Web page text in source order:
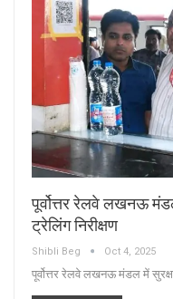
पूर्वोत्तर रेलवे लखनऊ
ट्रेलिंग निरीक्षण
Shibli Beg Oct 4, 2025
पूर्वोत्तर रेलवे लखनऊ मंडल में